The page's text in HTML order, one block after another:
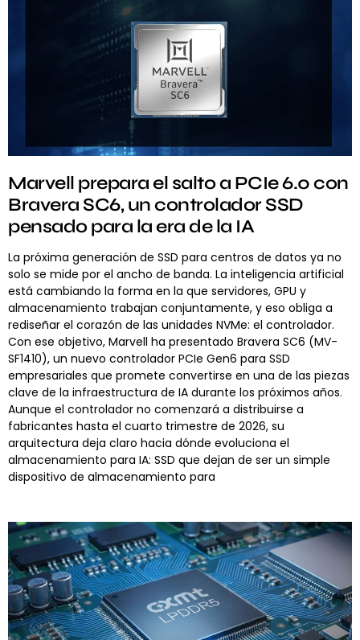
Marvell prepara el salto a PCIe 6.0 con
Bravera SC6, un controlador SSD
pensado para la era de la IA
La próxima generación de SSD para centros de datos ya no
solo se mide por el ancho de banda. La inteligencia artificial
está cambiando la forma en la que servidores, GPU y
almacenamiento trabajan conjuntamente, y eso obliga a
rediseñar el corazón de las unidades NVMe: el controlador.
Con ese objetivo, Marvell ha presentado Bravera SC6 (MV-
SF1410), un nuevo controlador PCIe Gen6 para SSD
empresariales que promete convertirse en una de las piezas
clave de la infraestructura de IA durante los próximos años.
Aunque el controlador no comenzará a distribuirse a
fabricantes hasta el cuarto trimestre de 2026, su
arquitectura deja claro hacia dónde evoluciona el
almacenamiento para IA: SSD que dejan de ser un simple
dispositivo de almacenamiento para